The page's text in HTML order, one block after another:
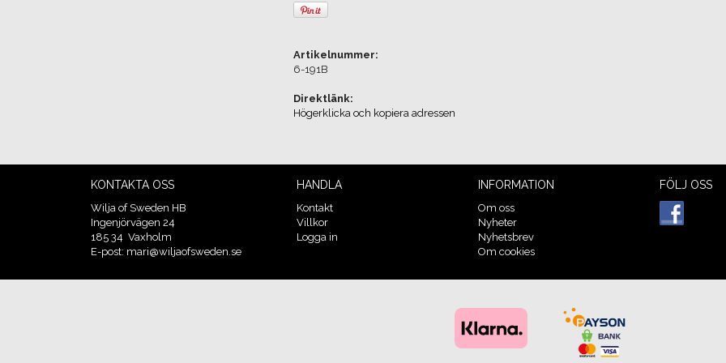
Artikelnummer:
6-191B
Direktlänk:
Högerklicka och kopiera adressen
KONTAKTA OSS
Wilja of Sweden HB
Ingenjörvägen 24
185 34 Vaxholm
E-post: mari@wiljaofsweden.se
HANDLA
Kontakt
Villkor
Logga in
INFORMATION
Om oss
Nyheter
Nyhetsbrev
Om cookies
FÖLJ OSS